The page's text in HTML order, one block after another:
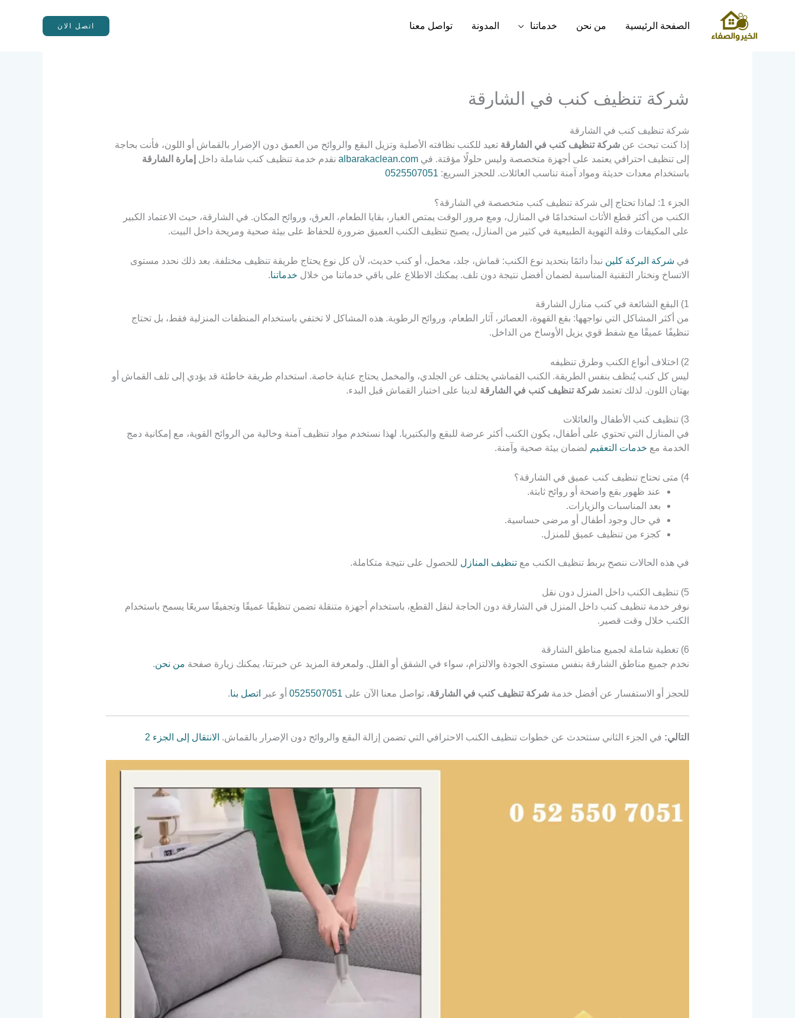
الصفحة الرئيسية من نحن خدماتنا المدونة تواصل معنا اتصل الان
شركة تنظيف كنب في الشارقة
شركة تنظيف كنب في الشارقة
إذا كنت تبحث عن شركة تنظيف كنب في الشارقة تعيد للكنب نظافته الأصلية وتزيل البقع والروائح من العمق دون الإضرار بالقماش أو اللون، فأنت بحاجة
إلى تنظيف احترافي يعتمد على أجهزة متخصصة وليس حلولًا مؤقتة. في albarakaclean.comنقدم خدمة تنظيف كنب شاملة داخل إمارة الشارقة
باستخدام معدات حديثة ومواد آمنة تناسب العائلات. للحجز السريع: 0525507051
الجزء 1: لماذا تحتاج إلى شركة تنظيف كنب متخصصة في الشارقة؟
الكنب من أكثر قطع الأثاث استخدامًا في المنازل، ومع مرور الوقت يمتص الغبار، بقايا الطعام، العرق، وروائح المكان. في الشارقة، حيث الاعتماد الكبير
على المكيفات وقلة التهوية الطبيعية في كثير من المنازل، يصبح تنظيف الكنب العميق ضرورة للحفاظ على بيئة صحية ومريحة داخل البيت.
في شركة البركة كلين نبدأ دائمًا بتحديد نوع الكنب: قماش، جلد، مخمل، أو كنب حديث، لأن كل نوع يحتاج طريقة تنظيف مختلفة. بعد ذلك نحدد مستوى
الاتساخ ونختار التقنية المناسبة لضمان أفضل نتيجة دون تلف. يمكنك الاطلاع على باقي خدماتنا من خلال خدماتنا.
1) البقع الشائعة في كنب منازل الشارقة
من أكثر المشاكل التي نواجهها: بقع القهوة، العصائر، آثار الطعام، وروائح الرطوبة. هذه المشاكل لا تختفي باستخدام المنظفات المنزلية فقط، بل تحتاج
تنظيفًا عميقًا مع شفط قوي يزيل الأوساخ من الداخل.
2) اختلاف أنواع الكنب وطرق تنظيفه
ليس كل كنب يُنظف بنفس الطريقة. الكنب القماشي يختلف عن الجلدي، والمخمل يحتاج عناية خاصة. استخدام طريقة خاطئة قد يؤدي إلى تلف القماش أو
بهتان اللون. لذلك تعتمد شركة تنظيف كنب في الشارقة لدينا على اختبار القماش قبل البدء.
3) تنظيف كنب الأطفال والعائلات
في المنازل التي تحتوي على أطفال، يكون الكنب أكثر عرضة للبقع والبكتيريا. لهذا نستخدم مواد تنظيف آمنة وخالية من الروائح القوية، مع إمكانية دمج
الخدمة مع خدمات التعقيم لضمان بيئة صحية وآمنة.
4) متى تحتاج تنظيف كنب عميق في الشارقة؟
عند ظهور بقع واضحة أو روائح ثابتة.
بعد المناسبات والزيارات.
في حال وجود أطفال أو مرضى حساسية.
كجزء من تنظيف عميق للمنزل.
في هذه الحالات ننصح بربط تنظيف الكنب مع تنظيف المنازل للحصول على نتيجة متكاملة.
5) تنظيف الكنب داخل المنزل دون نقل
نوفر خدمة تنظيف كنب داخل المنزل في الشارقة دون الحاجة لنقل القطع، باستخدام أجهزة متنقلة تضمن تنظيفًا عميقًا وتجفيفًا سريعًا يسمح باستخدام
الكنب خلال وقت قصير.
6) تغطية شاملة لجميع مناطق الشارقة
نخدم جميع مناطق الشارقة بنفس مستوى الجودة والالتزام، سواء في الشقق أو الفلل. ولمعرفة المزيد عن خبرتنا، يمكنك زيارة صفحة من نحن.
للحجز أو الاستفسار عن أفضل خدمة شركة تنظيف كنب في الشارقة، تواصل معنا الآن على 0525507051أو عبر اتصل بنا.
التالي: في الجزء الثاني سنتحدث عن خطوات تنظيف الكنب الاحترافي التي تضمن إزالة البقع والروائح دون الإضرار بالقماش. الانتقال إلى الجزء 2